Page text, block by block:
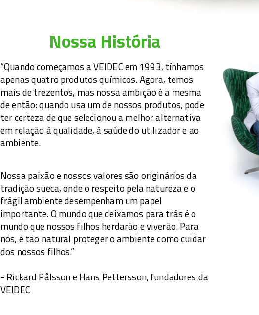
Nossa História
“Quando começamos a VEIDEC em 1993, tínhamos
apenas quatro produtos químicos. Agora, temos
mais de trezentos, mas nossa ambição é a mesma
de então: quando usa um de nossos produtos, pode
ter certeza de que selecionou a melhor alternativa
em relação à qualidade, à saúde do utilizador e ao
ambiente.
Nossa paixão e nossos valores são originários da
tradição sueca, onde o respeito pela natureza e o
frágil ambiente desempenham um papel
importante. O mundo que deixamos para trás é o
mundo que nossos filhos herdarão e viverão. Para
nós, é tão natural proteger o ambiente como cuidar
dos nossos filhos.”
- Rickard Pålsson e Hans Pettersson, fundadores da
VEIDEC